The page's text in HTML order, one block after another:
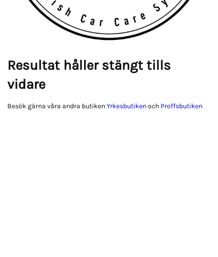
Resultat håller stängt tills
vidare
Besök gärna våra andra butikenYrkesbutikenoch Proffsbutiken